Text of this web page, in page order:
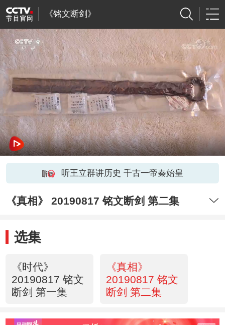
《铭文断剑》
听王立群讲历史 千古一帝秦始皇
《真相》 20190817 铭文断剑 第二集
选集
《时代》
20190817 铭文
断剑 第一集
《真相》
20190817 铭文
断剑 第二集